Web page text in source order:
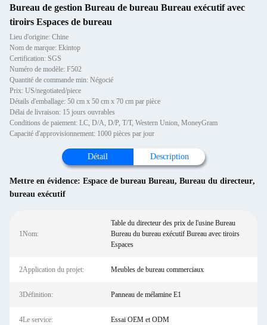
Bureau de gestion Bureau de bureau Bureau exécutif avec
tiroirs Espaces de bureau
Lieu d'origine: Chine
Nom de marque: Ekintop
Certification: SGS
Numéro de modèle: F502
Quantité de commande min: Négocié
Prix: US/negotiated/piece
Détails d'emballage: 50 cm x 50 cm x 70 cm par pièce
Délai de livraison: 15 jours ouvrables
Conditions de paiement: LC, D/A, D/P, T/T, Western Union, MoneyGram
Capacité d'approvisionnement: 1000 pièces par jour
Détail Description
Mettre en évidence: Espace de bureau Bureau, Bureau du directeur,
bureau exécutif
1Nom:
Table du directeur des prix de l'usine Bureau
Bureau du bureau exécutif Bureau avec tiroirs
Espaces
2Application du projet: Meubles de bureau commerciaux
3Définition: Panneau de mélamine E1
4Le service: Essai OEM et ODM